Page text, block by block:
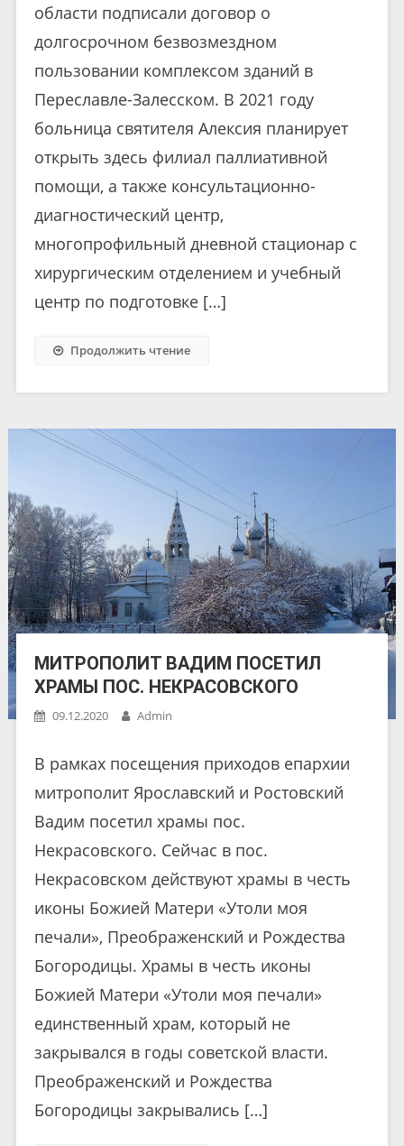
области подписали договор о
долгосрочном безвозмездном
пользовании комплексом зданий в
Переславле-Залесском. В 2021 году
больница святителя Алексия планирует
открыть здесь филиал паллиативной
помощи, а также консультационно-
диагностический центр,
многопрофильный дневной стационар с
хирургическим отделением и учебный
центр по подготовке […]
Продолжить чтение
МИТРОПОЛИТ ВАДИМ ПОСЕТИЛ
ХРАМЫ ПОС. НЕКРАСОВСКОГО
09.12.2020 Admin
В рамках посещения приходов епархии
митрополит Ярославский и Ростовский
Вадим посетил храмы пос.
Некрасовского. Сейчас в пос.
Некрасовском действуют храмы в честь
иконы Божией Матери «Утоли моя
печали», Преображенский и Рождества
Богородицы. Храмы в честь иконы
Божией Матери «Утоли моя печали»
единственный храм, который не
закрывался в годы советской власти.
Преображенский и Рождества
Богородицы закрывались […]